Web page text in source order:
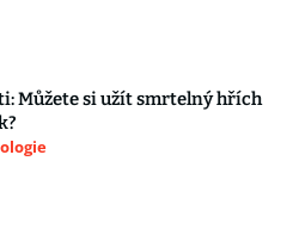
Můžete si užít smrtelný hřích